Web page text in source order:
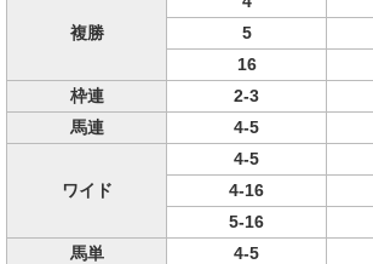
複勝
5
16
枠連
2-3
馬連
4-5
ワイド
4-5
4-16
5-16
馬単
4-5